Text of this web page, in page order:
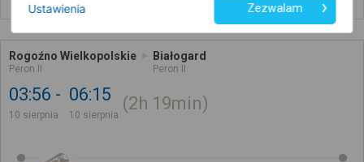
Rogoźno Wielkopolskie
Peron II
Białogard
Peron II
03:56
10 sierpnia
06:15
10 sierpnia
2h 19min
Ustawienia Zezwalam